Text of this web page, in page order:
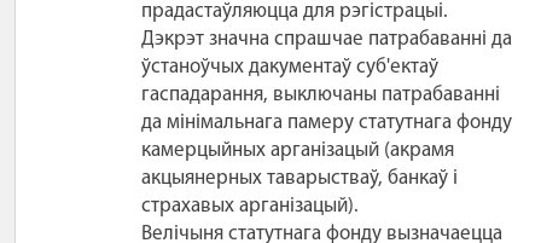
прадастаўляюцца для рэгістрацыі.
Дэкрэт значна спрашчае патрабаванні да
ўстаноўчых дакументаў суб'ектаў
гаспадарання, выключаны патрабаванні
да мінімальнага памеру статутнага фонду
камерцыйных арганізацый (акрамя
акцыянерных таварыстваў, банкаў і
страхавых арганізацый).
Велічыня статутнага фонду вызначаецца